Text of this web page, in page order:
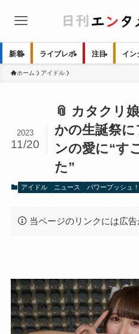
新着 ライブレポ 注目 イン
ホーム アイドル
📎 カタクリ
かの生誕祭
ンの愛に“す
た”
2023
11/20
アイドル ニュース パワープッシュ！
当ページのリンクには広告